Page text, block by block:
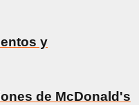
y
de McDonald's